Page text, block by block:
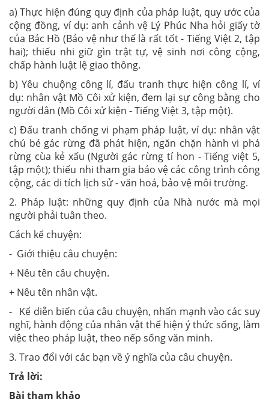
a) Thực hiện đúng quy định của pháp luật, quy ước của
cộng đồng, ví dụ: anh cảnh vệ Lý Phúc Nha hỏi giấy tờ
của Bác Hồ (Bảo vệ như thế là rất tốt - Tiếng Việt 2, tập
hai); thiếu nhi giữ gìn trật tự, vệ sinh nơi công cộng,
chấp hành luật lệ giao thông.
b) Yêu chuộng công lí, đấu tranh thực hiện công lí, ví
dụ: nhân vật Mồ Côi xử kiện, đem lại sự công bằng cho
người dân (Mồ Côi xử kiện - Tiếng Việt 3, tập một).
c) Đấu tranh chống vi phạm pháp luật, ví dụ: nhân vật
chú bé gác rừng đã phát hiện, ngăn chặn hành vi phá
rừng cùa kẻ xấu (Người gác rừng tí hon - Tiếng việt 5,
tập một); thiếu nhi tham gia bảo vệ các công trình công
cộng, các di tích lịch sử - văn hoá, bảo vệ môi trường.
2. Pháp luật: những quy định của Nhà nước mà mọi
người phải tuân theo.
Cách kể chuyện:
- Giới thiệu câu chuyện:
+ Nêu tên câu chuyện.
+ Nêu tên nhân vật.
- Kể diễn biến của câu chuyện, nhấn mạnh vào các suy
nghĩ, hành động của nhân vật thể hiện ý thức sống, làm
việc theo pháp luật, theo nếp sống văn minh.
3. Trao đổi với các bạn về ý nghĩa của câu chuyện.
Trả lời:
Bài tham khảo